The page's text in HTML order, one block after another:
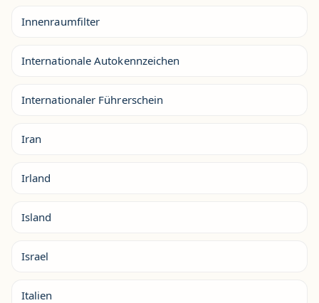
Innenraumfilter
Internationale Autokennzeichen
Internationaler Führerschein
Iran
Irland
Island
Israel
Italien